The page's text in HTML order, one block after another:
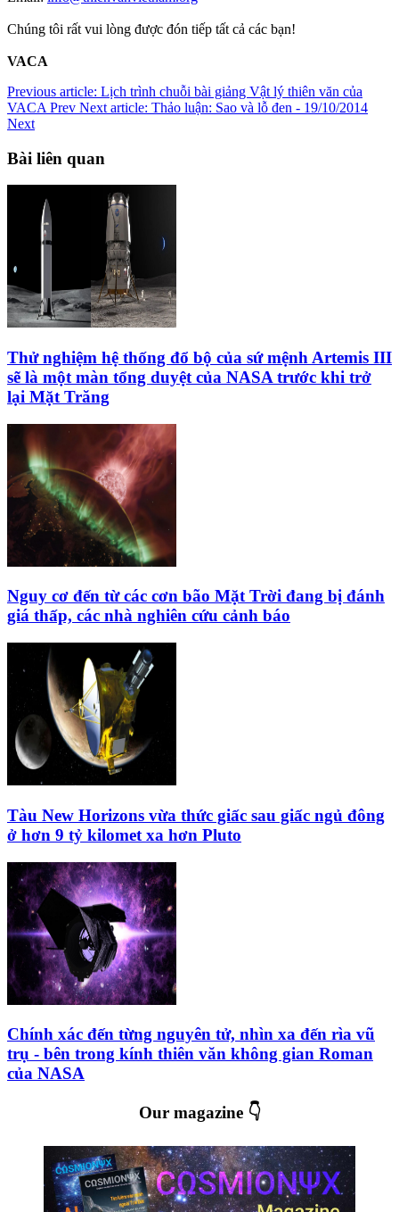
Chúng tôi rất vui lòng được đón tiếp tất cả các bạn!
VACA
Previous article: Lịch trình chuỗi bài giảng Vật lý thiên văn của
VACA Prev Next article: Thảo luận: Sao và lỗ đen - 19/10/2014
Next
Bài liên quan
Thử nghiệm hệ thống đổ bộ của sứ mệnh Artemis III
sẽ là một màn tổng duyệt của NASA trước khi trở
lại Mặt Trăng
Nguy cơ đến từ các cơn bão Mặt Trời đang bị đánh
giá thấp, các nhà nghiên cứu cảnh báo
Tàu New Horizons vừa thức giấc sau giấc ngủ đông
ở hơn 9 tỷ kilomet xa hơn Pluto
Chính xác đến từng nguyên tử, nhìn xa đến rìa vũ
trụ - bên trong kính thiên văn không gian Roman
của NASA
Our magazine 👇